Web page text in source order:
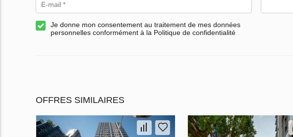
Je donne mon consentement au traitement de mes données
personnelles conformément à la Politique de confidentialité
OFFRES SIMILAIRES